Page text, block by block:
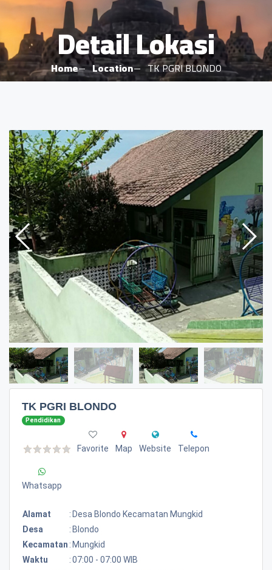
Detail Lokasi
Home Location TK PGRI BLONDO
TK PGRI BLONDO
Pendidikan
Favorite Map Website Telepon
Whatsapp
Alamat : Desa Blondo Kecamatan Mungkid
Desa
: Blondo
Kecamatan : Mungkid
Waktu
:07:00 - 07:00 WIB